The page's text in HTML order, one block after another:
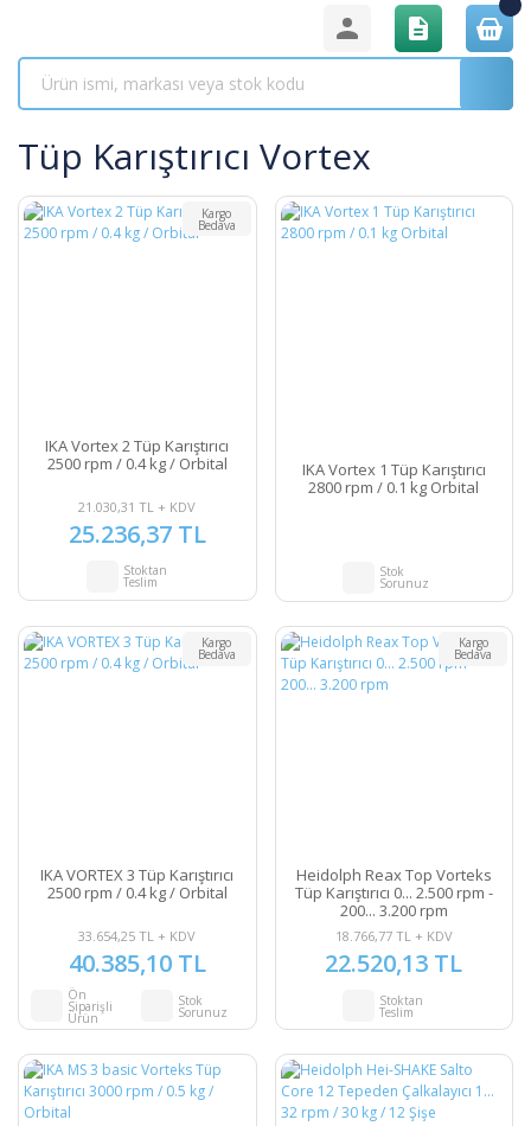
Tüp Karıştırıcı Vortex
Kargo
Bedava
IKA Vortex 2 Tüp Karıştırıcı
2500 rpm / 0.4 kg / Orbital
21.030,31 TL + KDV
25.236,37 TL
Stoktan
Teslim
IKA Vortex 1 Tüp Karıştırıcı
2800 rpm / 0.1 kg Orbital
Stok
Sorunuz
Kargo
Bedava
IKA VORTEX 3 Tüp Karıştırıcı
2500 rpm / 0.4 kg / Orbital
33.654,25 TL + KDV
40.385,10 TL
Ön
Siparişli
Ürün
Stok
Sorunuz
Kargo
Bedava
Heidolph Reax Top Vorteks
Tüp Karıştırıcı 0... 2.500 rpm -
200... 3.200 rpm
18.766,77 TL + KDV
22.520,13 TL
Stoktan
Teslim